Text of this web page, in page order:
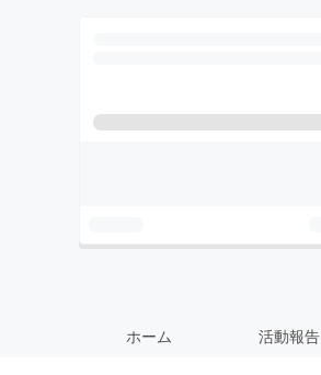
ホーム 活動報告